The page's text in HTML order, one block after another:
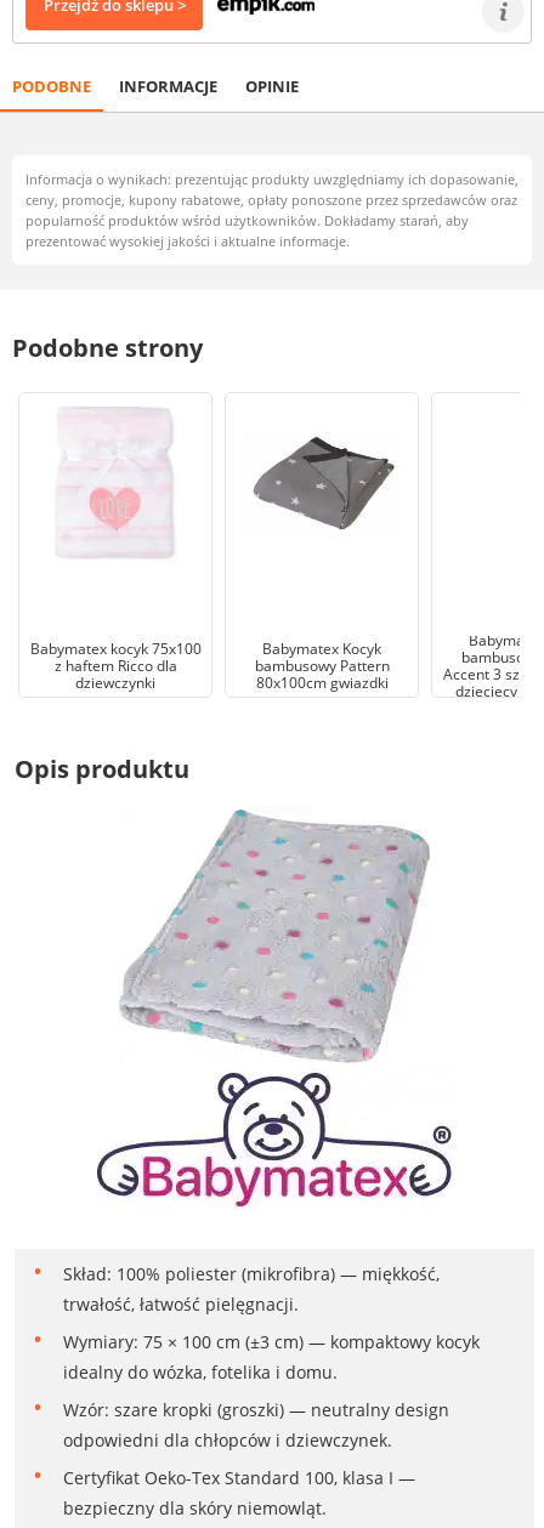
Przejdź do sklepu >
PODOBNE INFORMACJE OPINIE
Informacja o wynikach: prezentując produkty uwzględniamy ich dopasowanie,
ceny, promocje, kupony rabatowe, opłaty ponoszone przez sprzedawców oraz
popularność produktów wśród użytkowników. Dokładamy starań, aby
prezentować wysokiej jakości i aktualne informacje.
Podobne strony
Babymatex kocyk 75x100
z haftem Ricco dla
dziewczynki
Babymatex Kocyk
bambusowy Pattern
80x100cm gwiazdki
Accent 3 szary
dziecięcy
Opis produktu
Skład: 100% poliester (mikrofibra) — miękkość,
trwałość, łatwość pielęgnacji.
Wymiary: 75 × 100 cm (±3 cm) — kompaktowy kocyk
idealny do wózka, fotelika i domu.
Wzór: szare kropki (groszki) — neutralny design
odpowiedni dla chłopców i dziewczynek.
Certyfikat Oeko-Tex Standard 100, klasa I —
bezpieczny dla skóry niemowląt.